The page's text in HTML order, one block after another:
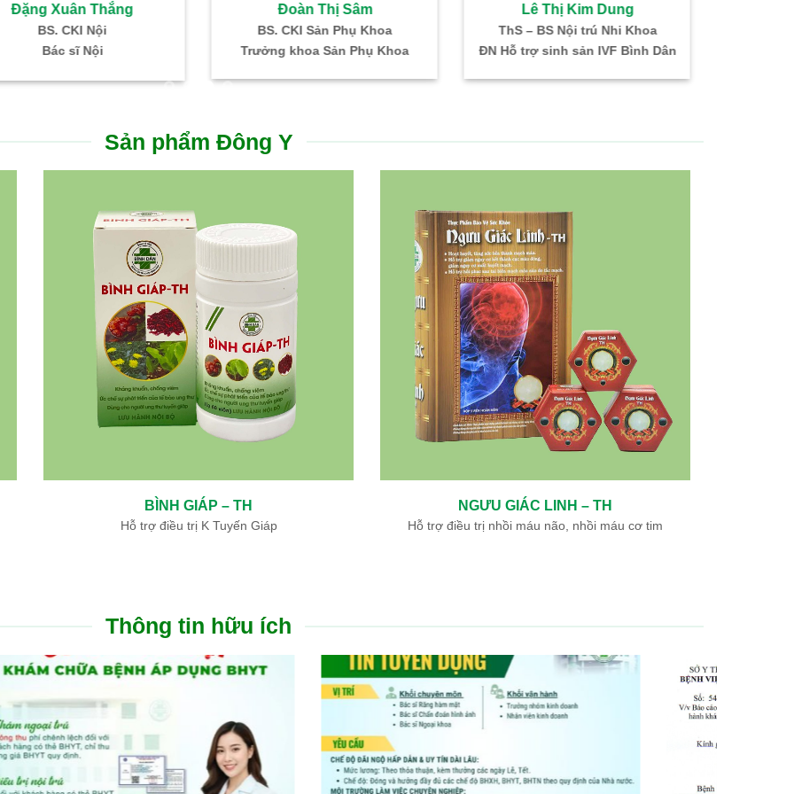
Kim Dung
trú Nhi Khoa
sản IVF Bình Dân
Bùi Thị Cúc
Bác sĩ CKI – HH – Truyền Máu
Trưởng khoa Xét nghiệm
Hồ Thị Ngọc Hà
BS. CKI: SP khoa – Hiếm muộn
ĐN Hỗ trợ sinh sản IVF Bình Dân
Trưởng Khoa PT –
Sản phẩm Đông Y
– TH
máu cơ tim
NGƯU GIÁC LINH – TH
Hỗ trợ điều trị nhồi máu não, nhồi máu cơ tim
THÔNG MẠCH DƯỠNG NÃO – TH
Hỗ trợ điều trị di chứng tai biến mạch máu não
Thông tin hữu ích